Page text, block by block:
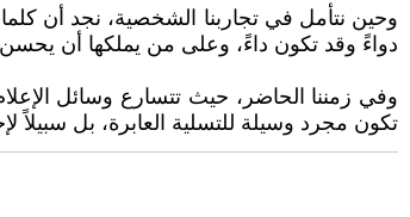
وحين نتأمل في تجاربنا الشخصية، نجد أن
دواءً وقد تكون داءً، وعلى من يملكها أن يحسن
وفي زمننا الحاضر، حيث تتسارع وسائل
تكون مجرد وسيلة للتسلية العابرة، بل سبيلاً